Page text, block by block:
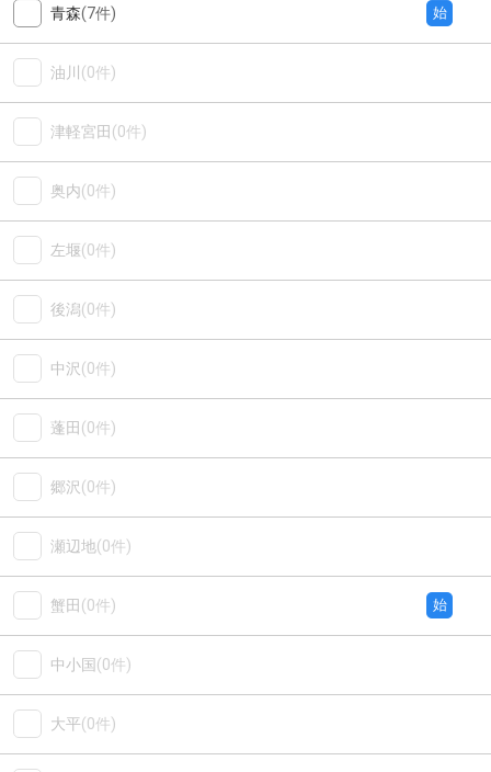
青森(7件) 始
油川 (0件)
津軽宮田 (0件)
奥内(0件)
左堰(0件)
後潟(0件)
中沢(0件)
蓬田 (0件)
郷沢(0件)
瀬辺地(0件)
蟹田 (0件) 始
中小国 (0件)
大平(0件)